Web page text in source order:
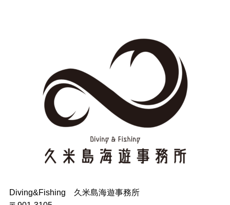
Diving&Fishing 久米島海遊事務所